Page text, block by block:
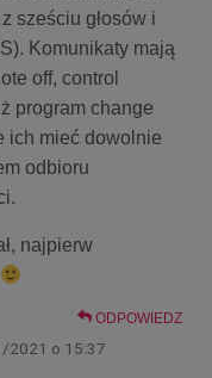
sześciu głosów i
Komunikaty mają
off, control
program change
ich mieć dowolnie
odbioru
najpierw
ODPOWIEDZ
2021 o 15:37